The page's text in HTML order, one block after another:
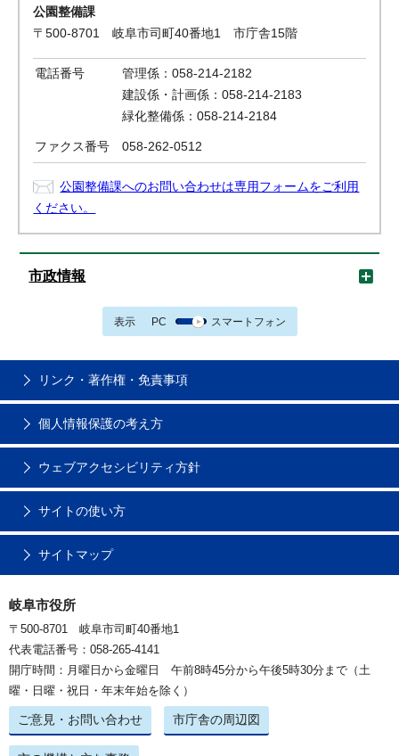
公園整備課
〒500-8701 岐阜市司町40番地1 市庁舎15階
電話番号
管理係：058-214-2182
建設係・計画係：058-214-2183
緑化整備係：058-214-2184
ファクス番号 058-262-0512
公園整備課へのお問い合わせは専用フォームをご利用
ください。
市政情報
表示 PC スマートフォン
リンク・著作権・免責事項
個人情報保護の考え方
ウェブアクセシビリティ方針
サイトの使い方
サイトマップ
岐阜市役所
〒500-8701 岐阜市司町40番地1
代表電話番号：058-265-4141
開庁時間：月曜日から金曜日 午前8時45分から午後5時30分まで（土
曜・日曜・祝日・年末年始を除く）
ご意見・お問い合わせ 市庁舎の周辺図